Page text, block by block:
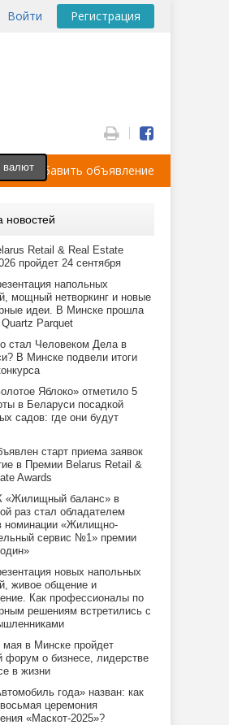
Войти Регистрация
Добавить объявление
новостей
Retail & Real Estate
пройдет 24 сентября
напольных
мощный нетворкинг и новые
идеи. В Минске прошла
Quartz Parquet
стал Человеком Дела в
В Минске подвели итоги
Яблоко» отметило 5
в Беларуси посадкой
садов: где они будут
старт приема заявок
в Премии Belarus Retail &
Awards
«Жилищный баланс» в
раз стал обладателем
номинации «Жилищно-
сервис №1» премии
новых напольных
живое общение и
Как профессионалы по
решениям встретились с
мая в Минске пройдет
форум о бизнесе, лидерстве
в жизни
года» назван: как
церемония
«Маскот-2025»?
валют